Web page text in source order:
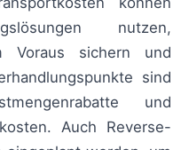
nutzen,
Voraus sichern und
sind
und
Auch Reverse-